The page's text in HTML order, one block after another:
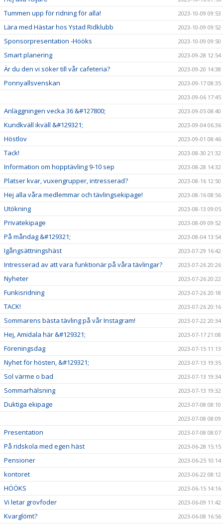
Tummen upp för ridning för alla! 2023-10-09 09:53
Lära med Hästar hos Ystad Ridklubb 2023-10-09 09:52
Sponsorpresentation -Hööks 2023-10-09 09:50
Smart planering 2023-09-28 12:54
Är du den vi söker till vår cafeteria? 2023-09-20 14:38
Ponnyallsvenskan
2023-09-17 08:35
2023-09-06 17:45
Anläggningen vecka 36 &#127800; 2023-09-05 08:40
Kundkväll ikväll &#129321; 2023-09-04 06:36
Höstlov 2023-09-01 08:46
Tack! 2023-08-30 21:32
Information om hopptävling 9-10 sep 2023-08-28 14:32
Platser kvar, vuxengrupper, intresserad? 2023-08-16 12:50
Hej alla våra medlemmar och tävlingsekipage! 2023-08-16 08:56
Utökning 2023-08-13 09:05
Privatekipage 2023-08-09 09:52
På måndag &#129321; 2023-08-04 13:54
Igångsättningshäst 2023-07-29 16:42
Intresserad av att vara funktionär på våra tävlingar? 2023-07-26 20:26
Nyheter 2023-07-26 20:22
Funkisridning 2023-07-26 20:18
TACK! 2023-07-26 20:16
Sommarens bästa tävling på vår Instagram! 2023-07-22 20:34
Hej, Amidala här &#129321; 2023-07-17 21:08
Föreningsdag 2023-07-15 11:13
Nyhet för hösten, &#129321; 2023-07-13 19:35
Sol värme o bad 2023-07-13 19:34
Sommarhälsning 2023-07-13 19:32
Duktiga ekipage
2023-07-08 08:10
2023-07-08 08:09
Presentation 2023-07-08 08:07
På ridskola med egen häst 2023-06-28 15:15
Pensioner 2023-06-25 10:14
kontoret 2023-06-22 08:12
HÖÖKS 2023-06-15 14:16
Vi letar grovfoder 2023-06-09 11:42
Kvarglömt? 2023-06-08 16:56